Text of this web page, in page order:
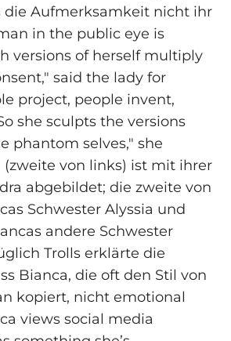
die Aufmerksamkeit nicht ihr
in the public eye is
versions of herself multiply
said the lady for
project, people invent,
she sculpts the versions
phantom selves," she
(zweite von links) ist mit ihrer
abgebildet; die zweite von
Schwester Alyssia und
andere Schwester
Trolls erklärte die
Bianca, die oft den Stil von
kopiert, nicht emotional
views social media